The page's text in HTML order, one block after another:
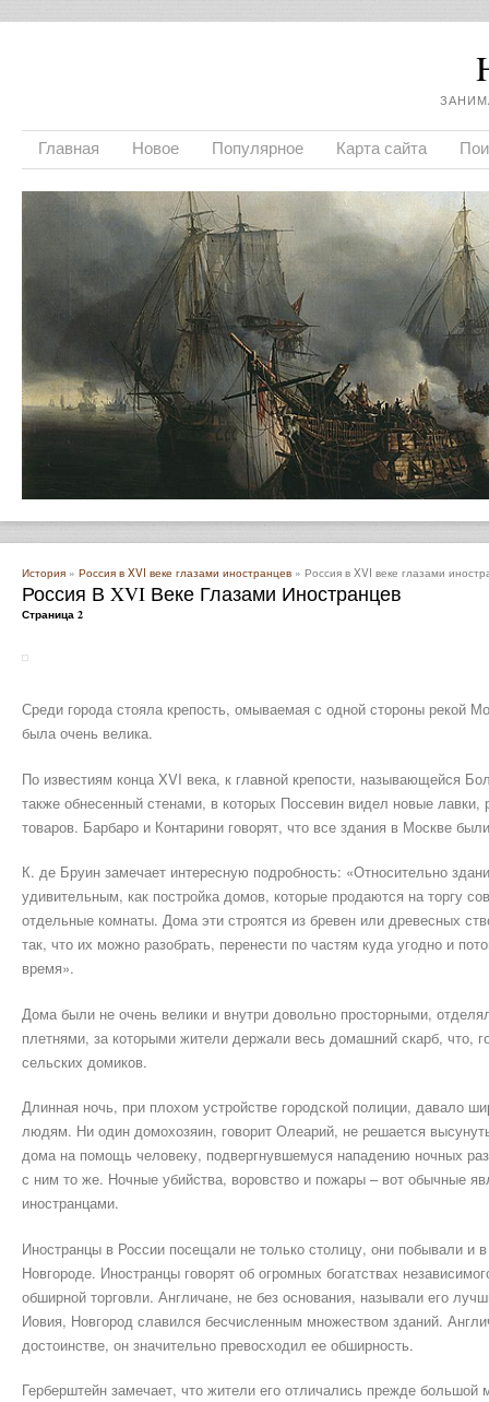
Главная Новое Популярное Карта сайта
История » Россия в XVI веке глазами иностранцев » Россия в XVI веке глазами
Россия В XVI Веке Глазами Иностранцев
Страница 2
Среди города стояла крепость, омываемая с одной стороны рекой
была очень велика.
По известиям конца XVI века, к главной крепости, называющейся
также обнесенный стенами, в которых Поссевин видел новые
товаров. Барбаро и Контарини говорят, что все здания в Москве
К. де Бруин замечает интересную подробность: «Относительно
удивительным, как постройка домов, которые продаются на торгу
отдельные комнаты. Дома эти строятся из бревен или древесных
так, что их можно разобрать, перенести по частям куда угодно и
время».
Дома были не очень велики и внутри довольно просторными,
плетнями, за которыми жители держали весь домашний скарб, что,
сельских домиков.
Длинная ночь, при плохом устройстве городской полиции, давало
людям. Ни один домохозяин, говорит Олеарий, не решается
дома на помощь человеку, подвергнувшемуся нападению ночных
с ним то же. Ночные убийства, воровство и пожары – вот обычные
иностранцами.
Иностранцы в России посещали не только столицу, они побывали и
Новгороде. Иностранцы говорят об огромных богатствах
обширной торговли. Англичане, не без основания, называли его
Иовия, Новгород славился бесчисленным множеством зданий.
достоинстве, он значительно превосходил ее обширность.
Герберштейн замечает, что жители его отличались прежде большой